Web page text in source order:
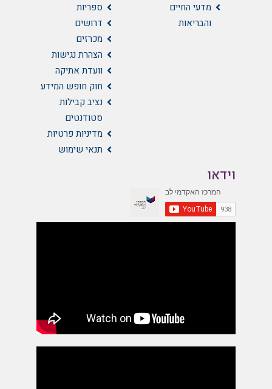
מדעי החיים
והבריאות
ספריות
דרושים
מכרזים
הצהרת נגישות
וועדת אתיקה
חוק חופש המידע
נציב קבילות
סטודנטים
מדיניות פרטיות
תנאי שימוש
וידאו